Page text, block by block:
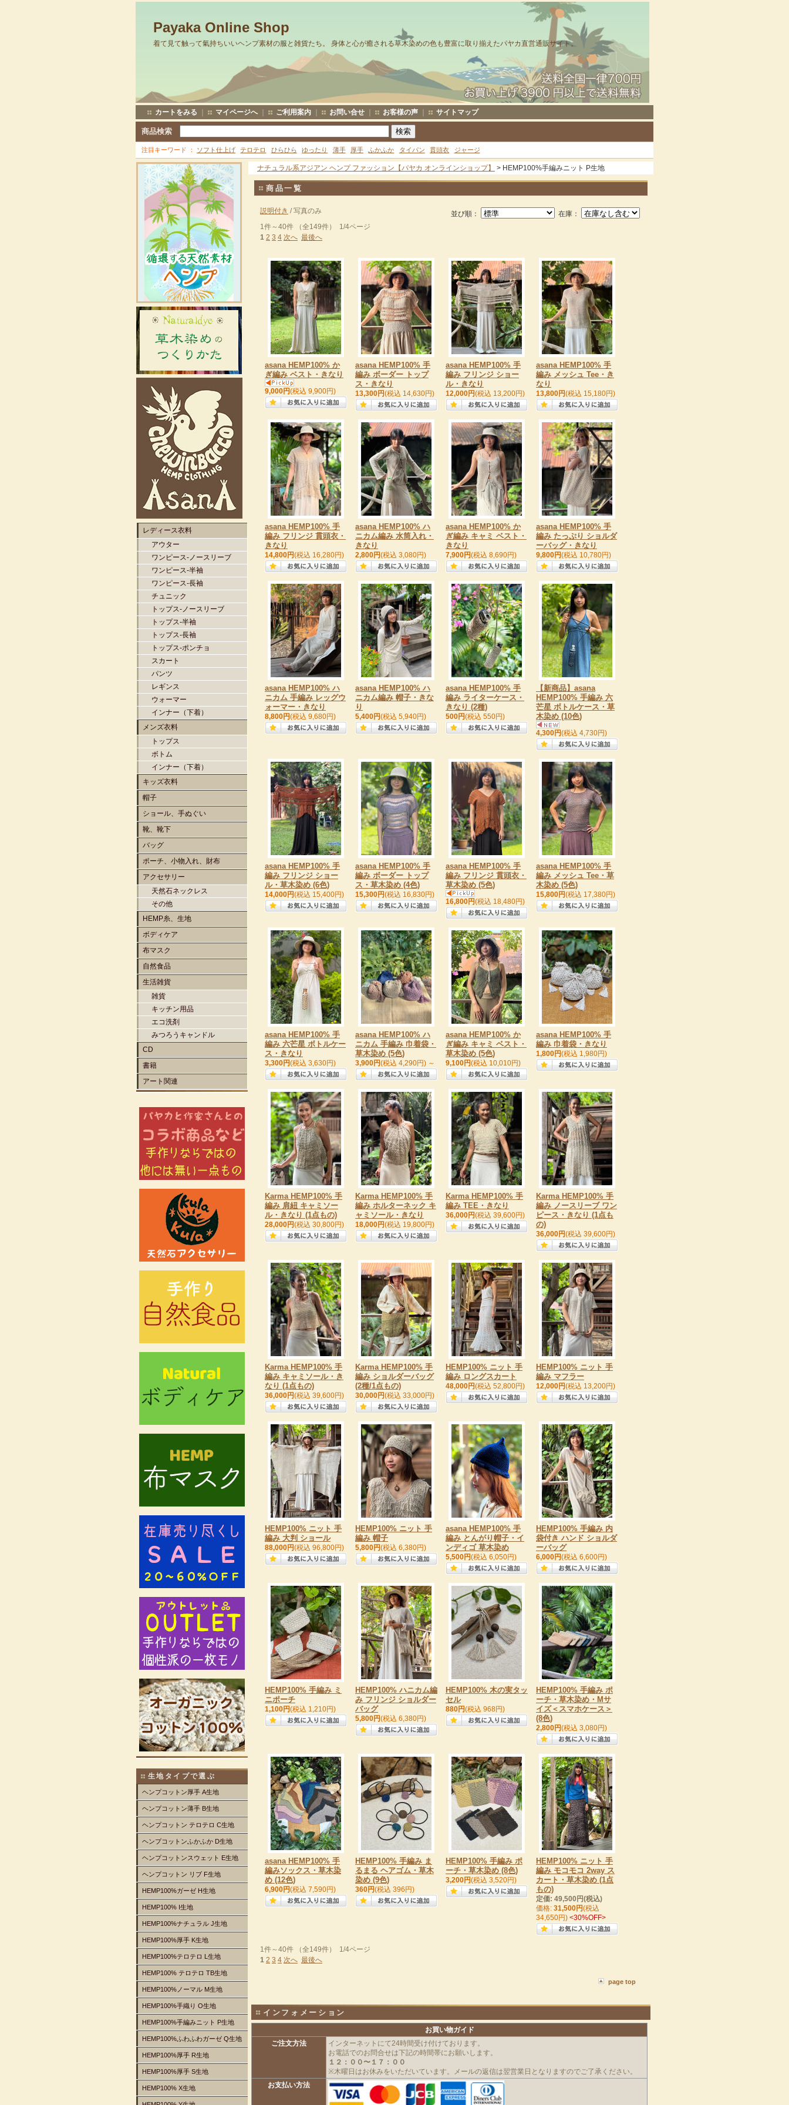
Payaka Online Shop
着て見て触って氣持ちいいヘンプ素材の服と雑貨たち。 身体と心が癒される草木染めの色も豊富に取り揃えたパヤカ直営通販サイト。
カートをみる マイページへ｜ ご利用案内 お問い合せ お客様の声 サイトマップ
商品検索
注目キーワード ソフト仕上げ テロテロ ひらひら ゆったり 薄手 厚手 ふかふか タイパン 貫頭衣 ジャージ
レディース衣料
アウター
ワンピース-ノースリーブ
ワンピース-半袖
ワンピース-長袖
チュニック
トップス-ノースリーブ
トップス-半袖
トップス-長袖
トップス-ポンチョ
スカート
パンツ
レギンス
ウォーマー
インナー（下着）
メンズ衣料
トップス
ボトム
インナー（下着）
キッズ衣料
帽子
ショール、手ぬぐい
靴、靴下
バッグ
ポーチ、小物入れ、財布
アクセサリー
天然石ネックレス
その他
HEMP糸、生地
ボディケア
布マスク
自然食品
生活雑貨
雑貨
キッチン用品
エコ洗剤
みつろうキャンドル
CD
書籍
アート関連
生地タイプで選ぶ
ヘンプコットン厚手 A生地
ヘンプコットン薄手 B生地
ヘンプコットン テロテロ C生地
ヘンプコットンふかふか D生地
ヘンプコットンスウェット E生地
ヘンプコットン リブ F生地
HEMP100%ガーゼ H生地
HEMP100% I生地
HEMP100%ナチュラル J生地
HEMP100%厚手 K生地
HEMP100%テロテロ L生地
HEMP100% テロテロ TB生地
HEMP100%ノーマル M生地
HEMP100%手織り O生地
HEMP100%手編みニット P生地
HEMP100%ふわふわガーゼ Q生地
HEMP100%厚手 R生地
HEMP100%厚手 S生地
HEMP100% X生地
ナチュラル系アジアン ヘンプ ファッション【パヤカ オンラインショップ】 > HEMP100%手編みニット P生地
商品一覧
在庫：
並び順：
説明付き / 写真のみ
1件～40件 （全149件） 1/4ページ
1 2 3 4 次へ 最後へ
asana HEMP100% か
ぎ編み ベスト・きなり
9,000円(税込 9,900円)
asana HEMP100% 手
編み ボーダー トップ
ス・きなり
13,300円(税込 14,630円)
asana HEMP100% 手
編み フリンジ ショー
ル・きなり
12,000円(税込 13,200円)
asana HEMP100% 手
編み メッシュ Tee・き
なり
13,800円(税込 15,180円)
asana HEMP100% 手
編み フリンジ 貫頭衣・
きなり
14,800円(税込 16,280円)
asana HEMP100% ハ
ニカム編み 水筒入れ・
きなり
2,800円(税込 3,080円)
asana HEMP100% か
ぎ編み キャミ ベスト・
きなり
7,900円(税込 8,690円)
asana HEMP100% 手
編み たっぷり ショルダ
ーバッグ・きなり
9,800円(税込 10,780円)
asana HEMP100% ハ
ニカム 手編み レッグウ
ォーマー・きなり
8,800円(税込 9,680円)
asana HEMP100% ハ
ニカム編み 帽子・きな
り
5,400円(税込 5,940円)
asana HEMP100% 手
編み ライターケース・
きなり (2種)
500円(税込 550円)
【新商品】asana
HEMP100% 手編み 六
芒星 ボトルケース・草
木染め (10色)
4,300円(税込 4,730円)
asana HEMP100% 手
編み フリンジ ショー
ル・草木染め (6色)
14,000円(税込 15,400円)
asana HEMP100% 手
編み ボーダー トップ
ス・草木染め (4色)
15,300円(税込 16,830円)
asana HEMP100% 手
編み フリンジ 貫頭衣・
草木染め (5色)
16,800円(税込 18,480円)
asana HEMP100% 手
編み メッシュ Tee・草
木染め (5色)
15,800円(税込 17,380円)
asana HEMP100% 手
編み 六芒星 ボトルケー
ス・きなり
3,300円(税込 3,630円)
asana HEMP100% ハ
ニカム 手編み 巾着袋・
草木染め (5色)
3,900円(税込 4,290円) ～
asana HEMP100% か
ぎ編み キャミ ベスト・
草木染め (5色)
9,100円(税込 10,010円)
asana HEMP100% 手
編み 巾着袋・きなり
1,800円(税込 1,980円)
Karma HEMP100% 手
編み 肩紐 キャミソー
ル・きなり (1点もの)
28,000円(税込 30,800円)
Karma HEMP100% 手
編み ホルターネック キ
ャミソール・きなり
18,000円(税込 19,800円)
Karma HEMP100% 手
編み TEE・きなり
36,000円(税込 39,600円)
Karma HEMP100% 手
編み ノースリーブ ワン
ピース・きなり (1点も
の)
36,000円(税込 39,600円)
Karma HEMP100% 手
編み キャミソール・き
なり (1点もの)
36,000円(税込 39,600円)
Karma HEMP100% 手
編み ショルダーバッグ
(2種/1点もの)
30,000円(税込 33,000円)
HEMP100% ニット 手
編み ロングスカート
48,000円(税込 52,800円)
HEMP100% ニット 手
編み マフラー
12,000円(税込 13,200円)
HEMP100% ニット 手
編み 大判 ショール
88,000円(税込 96,800円)
HEMP100% ニット 手
編み 帽子
5,800円(税込 6,380円)
asana HEMP100% 手
編み とんがり帽子・イ
ンディゴ 草木染め
5,500円(税込 6,050円)
HEMP100% 手編み 内
袋付き ハンド ショルダ
ーバッグ
6,000円(税込 6,600円)
HEMP100% 手編み ミ
ニポーチ
1,100円(税込 1,210円)
HEMP100% ハニカム編
み フリンジ ショルダー
バッグ
5,800円(税込 6,380円)
HEMP100% 木の実タッ
セル
880円(税込 968円)
HEMP100% 手編み ポ
ーチ・草木染め・Mサ
イズ＜スマホケース＞
(8色)
2,800円(税込 3,080円)
asana HEMP100% 手
編みソックス・草木染
め (12色)
6,900円(税込 7,590円)
HEMP100% 手編み ま
るまる ヘアゴム・草木
染め (9色)
360円(税込 396円)
HEMP100% 手編み ポ
ーチ・草木染め (8色)
3,200円(税込 3,520円)
HEMP100% ニット 手
編み モコモコ 2way ス
カート・草木染め (1点
もの)
定価: 49,500円(税込)
価格: 31,500円(税込
34,650円) <30%OFF>
1件～40件 （全149件） 1/4ページ
1 2 3 4 次へ 最後へ
page top
インフォメーション
お買い物ガイド
ご注文方法
インターネットにて24時間受け付けております。
お電話でのお問合せは下記の時間帯にお願いします。
１２：００〜１７：００
※木曜日はお休みをいただいています。メールの返信は翌営業日となりますのでご了承ください。
お支払い方法